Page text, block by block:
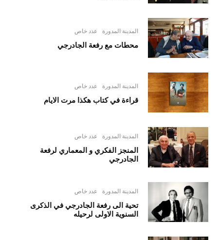
المدينة المدورة عدد خاص
محطات مع رفعة الجادرجي
المدينة المدورة عدد خاص
قراءة في كتاب هكذا مرت الايام
المدينة المدورة عدد خاص
المنجز الفكري و المعماري لرفعة
الجادرجي
المدينة المدورة عدد خاص
تحية الى رفعة الجادرجي في الذكرى
السنوية الاولى لرحيله